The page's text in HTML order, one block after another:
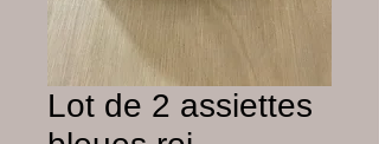
Lot de 2 assiettes